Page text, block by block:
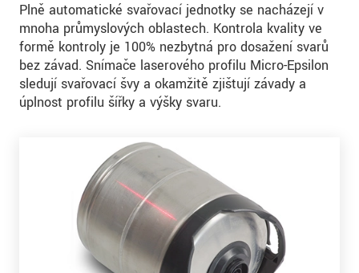
Plně automatické svařovací jednotky se nacházejí v
mnoha průmyslových oblastech. Kontrola kvality ve
formě kontroly je 100% nezbytná pro dosažení svarů
bez závad. Snímače laserového profilu Micro-Epsilon
sledují svařovací švy a okamžitě zjišťují závady a
úplnost profilu šířky a výšky svaru.